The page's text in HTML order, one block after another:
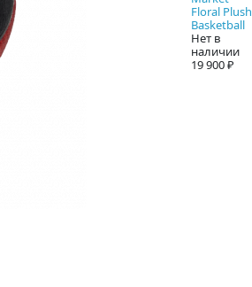
Floral Plush
Basketball
Нет в
наличии
19 900 ₽